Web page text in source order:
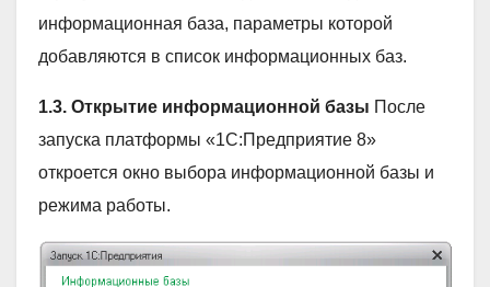
информационная база, параметры которой
добавляются в список информационных баз.
1.3. Открытие информационной базы После
запуска платформы «1С:Предприятие 8»
откроется окно выбора информационной базы и
режима работы.